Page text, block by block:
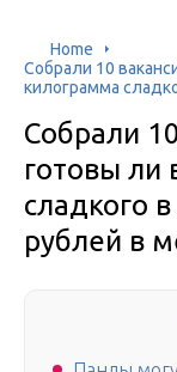
Home
Собрали 10
килограмма
Собрали
готовы ли
сладкого
рублей в